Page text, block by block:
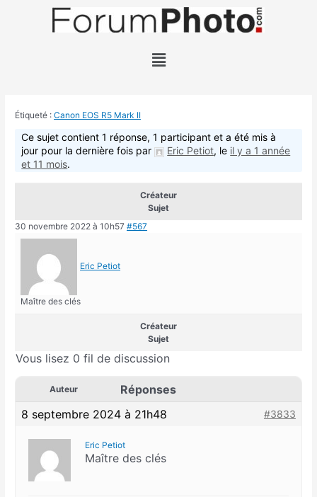
Étiqueté :Canon EOS R5 Mark II
Ce sujet contient 1 réponse, 1 participant et a été mis à
jour pour la dernière fois par
Eric Petiot, le il y a 1 année
et 11 mois.
Créateur
Sujet
30 novembre 2022 à 10h57 #567
Eric Petiot
Maître des clés
Créateur
Sujet
Vous lisez 0 fil de discussion
Auteur
Réponses
8 septembre 2024 à 21h48
#3833
Eric Petiot
Maître des clés